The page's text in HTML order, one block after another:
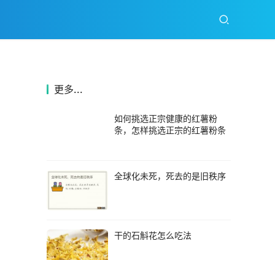
更多...
如何挑选正宗健康的红薯粉
条，怎样挑选正宗的红薯粉条
全球化未死，死去的是旧秩序
干的石斛花怎么吃法